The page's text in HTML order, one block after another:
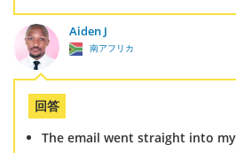
Aiden J
南アフリカ
回答
The email went straight into